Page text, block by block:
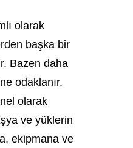
olarak
başka bir
Bazen daha
odaklanır.
olarak
ve yüklerin
ekipmana ve